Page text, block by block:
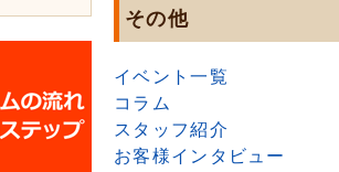
その他
イベント一覧
コラム
スタッフ紹介
お客様インタビュー